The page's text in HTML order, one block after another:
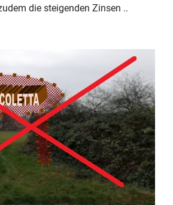
die steigenden Zinsen ..